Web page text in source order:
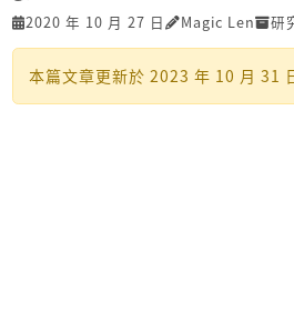
2020 年 10 月 27 日 Magic Len 研
本篇文章更新於 2023 年 10 月 31